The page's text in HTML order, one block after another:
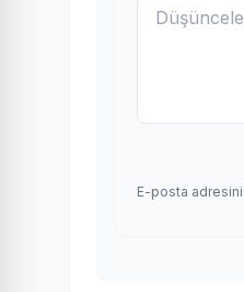
E-posta